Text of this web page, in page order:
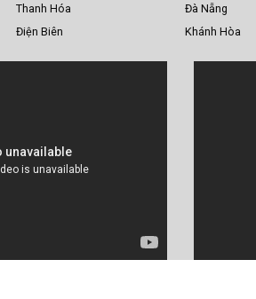
Thanh Hóa
Điện Biên
Đà Nẵng
Khánh Hòa